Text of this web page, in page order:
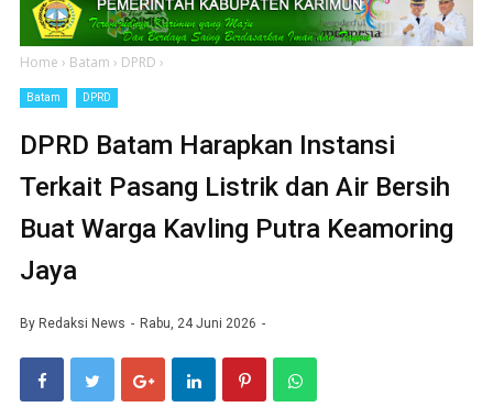
Home › Batam › DPRD ›
Batam DPRD
DPRD Batam Harapkan Instansi
Terkait Pasang Listrik dan Air Bersih
Buat Warga Kavling Putra Keamoring
Jaya
By Redaksi News Rabu, 24 Juni 2026